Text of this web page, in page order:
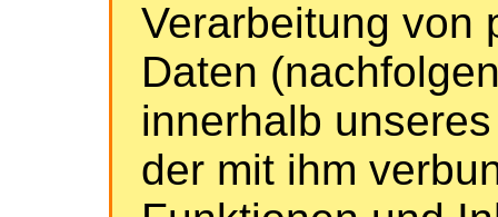
Verarbeitung von
Daten
innerhalb
der mit ihm